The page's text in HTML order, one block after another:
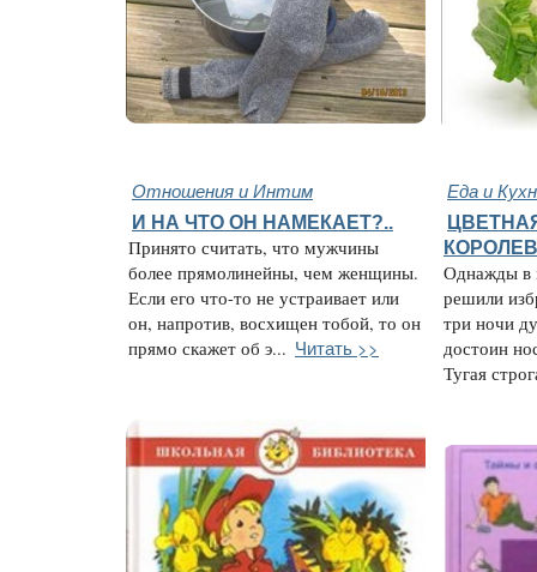
Отношения и Интим Еда и
И НА ЧТО ОН НАМЕКАЕТ?..
Принято считать, что мужчины
более прямолинейны, чем женщины.
Если его что-то не устраивает или
он, напротив, восхищен тобой, то он
прямо скажет об э... Читать >>
Однажды в
решили
три ночи
достоин
Тугая